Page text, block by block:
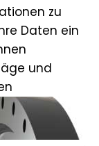
zu
Daten ein
und